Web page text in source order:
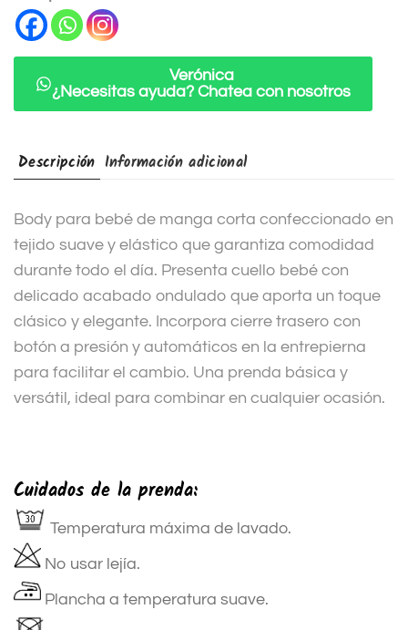
a
Verónica
¿Necesitas ayuda? Chatea con nosotros
Descripción Información adicional
Body para bebé de manga corta confeccionado en
tejido suave y elástico que garantiza comodidad
durante todo el día. Presenta cuello bebé con
delicado acabado ondulado que aporta un toque
clásico y elegante. Incorpora cierre trasero con
botón a presión y automáticos en la entrepierna
para facilitar el cambio. Una prenda básica y
versátil, ideal para combinar en cualquier ocasión.
Cuidados de la prenda:
Temperatura máxima de lavado.
No usar lejía.
Plancha a temperatura suave.